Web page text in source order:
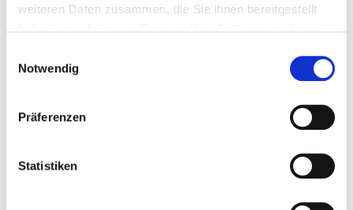
weiteren Daten zusammen, die Sie ihnen bereitgestellt
Notwendig
Präferenzen
Statistiken
Auf Lager
Wunschliste